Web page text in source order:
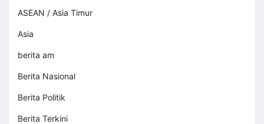
ASEAN / Asia Timur
Asia
berita am
Berita Nasional
Berita Politik
Berita Terkini